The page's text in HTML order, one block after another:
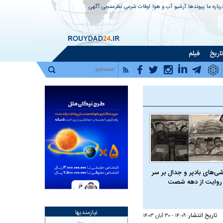
ما پیوندها آرشیو آب و هوا اوقات شرعی نظرسنجی آگهی
تاریخ فیلم
بادپر و جدال بر سر
از دهه شصت
تاریخ انتشار: ۱۴:۰۹ - ۳۰ آبان ۱۴۰۳ نیازمندیها